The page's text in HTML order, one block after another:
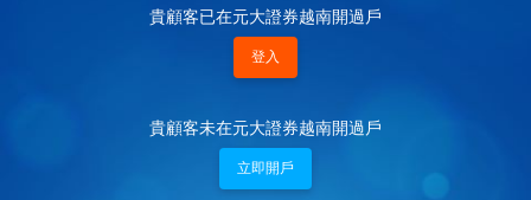
貴顧客已在元大證券越南開過戶
登入
貴顧客未在元大證券越南開過戶
立即開戶